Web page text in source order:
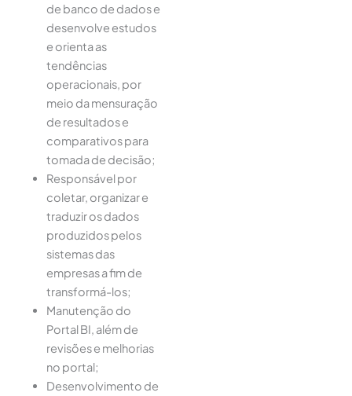
de banco de dados e
desenvolve estudos
e orienta as
tendências
operacionais, por
meio da mensuração
de resultados e
comparativos para
tomada de decisão;
Responsável por
coletar, organizar e
traduzir os dados
produzidos pelos
sistemas das
empresas a fim de
transformá-los;
Manutenção do
Portal BI, além de
revisões e melhorias
no portal;
Desenvolvimento de